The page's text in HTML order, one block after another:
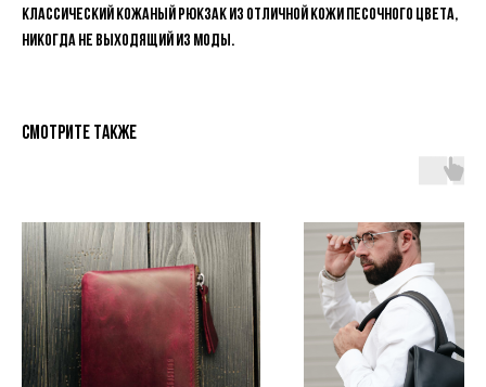
Классический кожаный рюкзак из отличной кожи песочного цвета,
никогда не выходящий из моды.
Смотрите также